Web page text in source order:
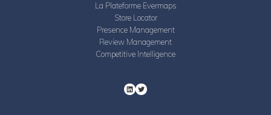
La Plateforme Evermaps
Store Locator
Presence Management
Review Management
Competitive Intelligence